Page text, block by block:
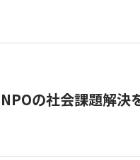
NPOの社会課題解決